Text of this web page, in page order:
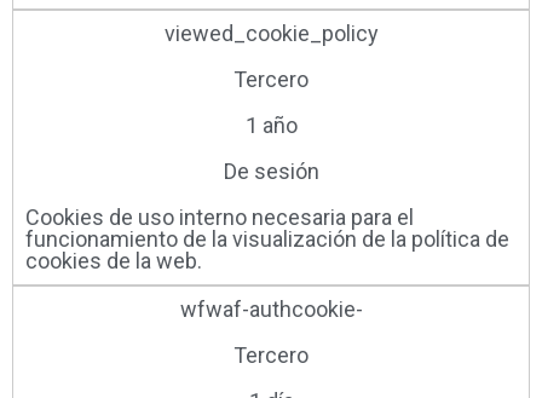
viewed_cookie_policy
Tercero
1 año
De sesión
Cookies de uso interno necesaria para el
funcionamiento de la visualización de la política de
cookies de la web.
wfwaf-authcookie-
Tercero